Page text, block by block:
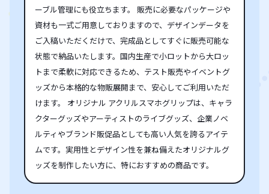
ーブル管理にも役立ちます。 販売に必要なパッケージや
資材も一式ご用意しておりますので、デザインデータを
ご入稿いただくだけで、完成品としてすぐに販売可能な
状態で納品いたします。国内生産で小ロットから大ロッ
トまで柔軟に対応できるため、テスト販売やイベントグ
ッズから本格的な物販展開まで、安心してご利用いただ
けます。 オリジナル アクリルスマホグリップは、キャラ
クターグッズやアーティストのライブグッズ、企業ノベ
ルティやブランド販促品としても高い人気を誇るアイテ
ムです。実用性とデザイン性を兼ね備えたオリジナルグ
ッズを制作したい方に、特におすすめの商品です。